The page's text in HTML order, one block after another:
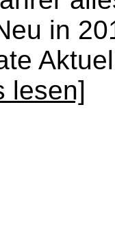
in
lesen]